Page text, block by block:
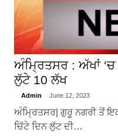
ਅੰਮ੍ਰਿਤਸਰ : ਅੱਖਾਂ ‘ਚ
ਲੁੱਟੇ 10 ਲੱਖ
Admin June 12, 2023
ਅੰਮ੍ਰਿਤਸਰ| ਗੁਰੂ ਨਗਰੀ ਤੋਂ
ਚਿੱਟੇ ਦਿਨ ਲੁੱਟ ਦੀ…